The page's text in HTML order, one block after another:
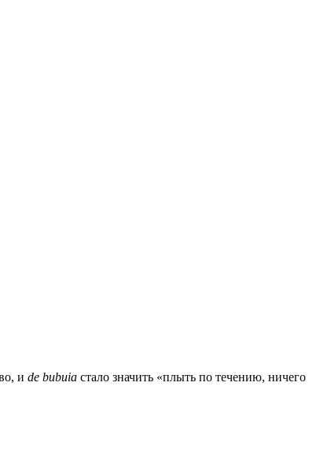
и de bubuia стало значить «плыть по течению, ничего